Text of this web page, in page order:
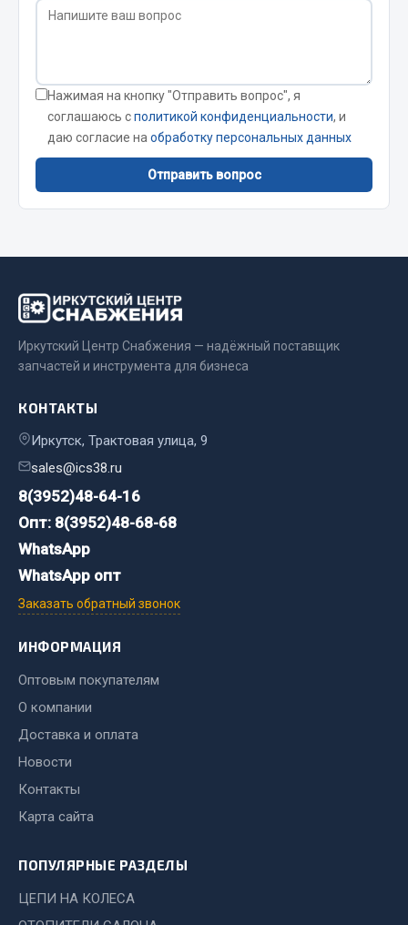
Слесарный инструмент
Весь раздел
Цепи подъёмные
Лента конвейерная
Паронит
Патрубки
Показать ещё
Весь раздел
Выключатели и переключатели клавишные
Выключатели кнопочные
Выключатель массы
Изолента
Весь раздел
Нажимая на кнопку "Отправить вопрос", я
соглашаюсь сполитикой конфиденциальности, и
даю согласие на обработку персональных данных
Отправить вопрос
Иркутский Центр Снабжения — надёжный поставщик
запчастей и инструмента для бизнеса
КОНТАКТЫ
Иркутск, Трактовая улица, 9
sales@ics38.ru
8(3952)48-64-16
Опт: 8(3952)48-68-68
WhatsApp
WhatsApp опт
Заказать обратный звонок
ИНФОРМАЦИЯ
Оптовым покупателям
О компании
Доставка и оплата
Новости
Контакты
Карта сайта
ПОПУЛЯРНЫЕ РАЗДЕЛЫ
ЦЕПИ НА КОЛЕСА